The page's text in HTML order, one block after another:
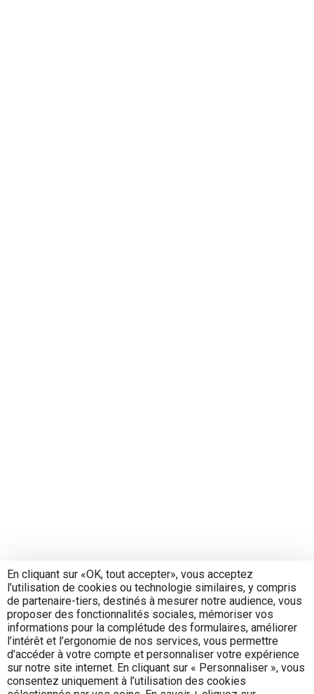
En cliquant sur «OK, tout accepter», vous acceptez
l’utilisation de cookies ou technologie similaires, y compris
de partenaire-tiers, destinés à mesurer notre audience, vous
proposer des fonctionnalités sociales, mémoriser vos
informations pour la complétude des formulaires, améliorer
l’intérêt et l’ergonomie de nos services, vous permettre
d’accéder à votre compte et personnaliser votre expérience
sur notre site internet. En cliquant sur « Personnaliser », vous
consentez uniquement à l’utilisation des cookies